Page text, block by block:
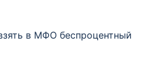
в МФО беспроцентный